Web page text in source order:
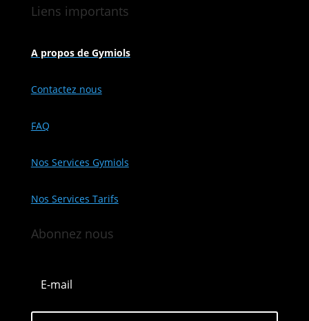
Liens importants
A propos de Gymiols
Contactez nous
FAQ
Nos Services Gymiols
Nos Services Tarifs
Abonnez nous